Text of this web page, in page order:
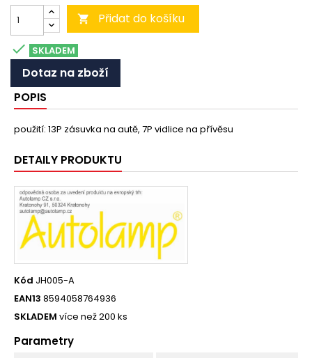
 Přidat do košíku
 SKLADEM
Dotaz na zboží
POPIS
použití: 13P zásuvka na autě, 7P vidlice na přívěsu
DETAILY PRODUKTU
Kód JH005-A
EAN13 8594058764936
SKLADEM více než 200 ks
Parametry